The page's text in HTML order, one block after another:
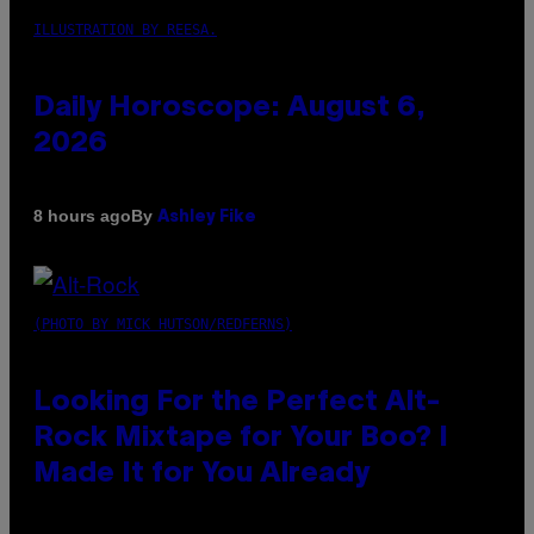
ILLUSTRATION BY REESA.
Daily Horoscope: August 6,
2026
8 hours agoBy Ashley Fike
(PHOTO BY MICK HUTSON/REDFERNS)
Looking For the Perfect Alt-
Rock Mixtape for Your Boo? I
Made It for You Already